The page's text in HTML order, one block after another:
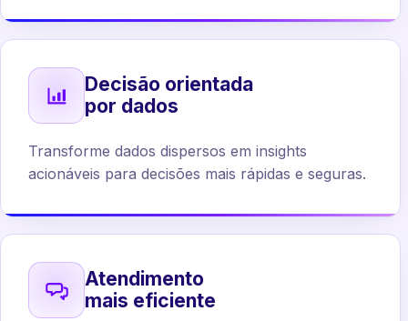
Decisão orientada
por dados
Transforme dados dispersos em insights
acionáveis para decisões mais rápidas e seguras.
Atendimento
mais eficiente